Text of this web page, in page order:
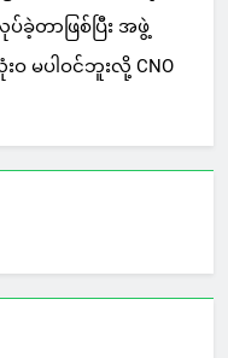
တာဖြစ်ပြီး အဖွဲ့
မပါဝင်ဘူးလို့ CNO